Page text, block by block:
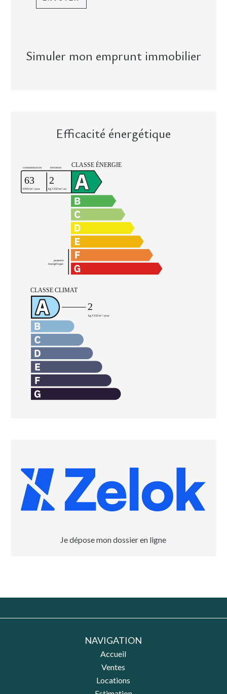
Simuler mon emprunt immobilier
Efficacité énergétique
Je dépose mon dossier en ligne
NAVIGATION
Accueil
Ventes
Locations